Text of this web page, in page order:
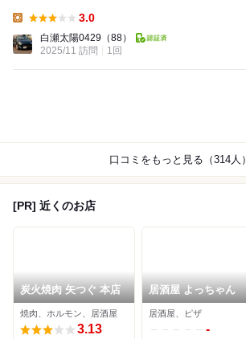
3.0
白瀬太陽0429 （88）
2025/11 訪問
1回
口コミをもっと見る（314人）
[PR] 近くのお店
炭火焼肉 矢つぐ 本店
焼肉、ホルモン、居酒屋
3.13
居酒屋 よっちゃん
居酒屋、ピザ
-